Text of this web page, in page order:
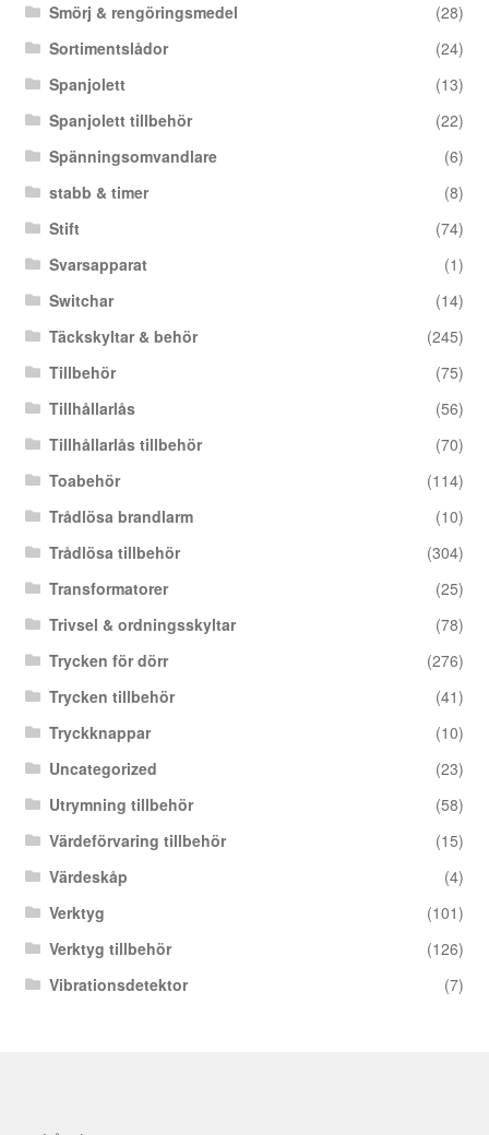
Smörj & rengöringsmedel
(28)
Sortimentslådor
(24)
Spanjolett
(13)
Spanjolett tillbehör
(22)
Spänningsomvandlare
(6)
stabb & timer
(8)
Stift
(74)
Svarsapparat
(1)
Switchar
(14)
Täckskyltar & behör
(245)
Tillbehör
(75)
Tillhållarlås
(56)
Tillhållarlås tillbehör
(70)
Toabehör
(114)
Trådlösa brandlarm
(10)
Trådlösa tillbehör
(304)
Transformatorer
(25)
Trivsel & ordningsskyltar
(78)
Trycken för dörr
(276)
Trycken tillbehör
(41)
Tryckknappar
(10)
Uncategorized
(23)
Utrymning tillbehör
(58)
Värdeförvaring tillbehör
(15)
Värdeskåp
(4)
Verktyg
(101)
Verktyg tillbehör
(126)
Vibrationsdetektor
(7)